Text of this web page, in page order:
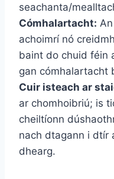
seachanta/
Cómhalartacht:
achoimrí nó
baint do chuid féin
gan cómhalartacht
Cuir isteach ar
ar chomhoibriú; is
cheiltíonn
nach dtagann i dtír
dhearg.